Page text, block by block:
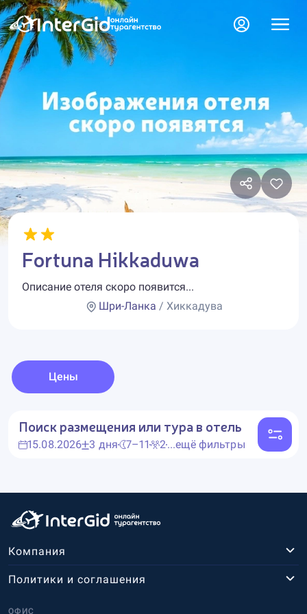
Fortuna Hikkaduwa
Описание отеля скоро появится...
Шри-Ланка / Хиккадува
Цены
Поиск размещения или тура в отель
15.08.2026 3 дня 7–11 2...ещё фильтры
Компания
ОФИС
Политики и соглашения